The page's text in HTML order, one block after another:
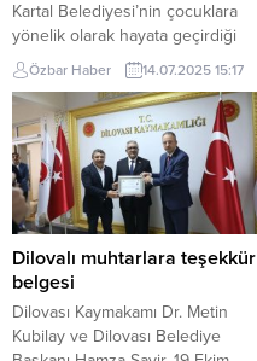
Kartal Belediyesi’nin çocuklara
yönelik olarak hayata geçirdiği
Yaz Spor Okulu’nun birinci
dönemi sona erdi. Kartal Yakacık
İhsan Zakiroğlu Ortaokulu’nda
düzenlenen programın sonunda,
yaş gruplarını temsilen seçilen
öğrencilere başarı sertifikaları;
Kartal Belediyesi Başkan
Yardımcıları Adem Uçar ile Dr.
Dilek Kars ve Gençlik ve Spor
Hizmetleri Müdürü Serkan Taş
tarafından takdim edildi....
Özbar Haber 14.07.2025 15:17
Dilovalı muhtarlara teşekkür
belgesi
Dilovası Kaymakamı Dr. Metin
Kubilay ve Dilovası Belediye